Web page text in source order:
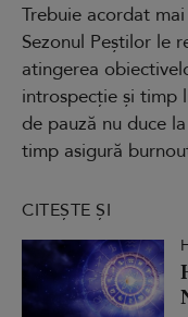
Trebuie acordat
Sezonul Peștilor le
atingerea
introspecție și timp
de pauză nu duce
timp asigură
CITEȘTE ȘI